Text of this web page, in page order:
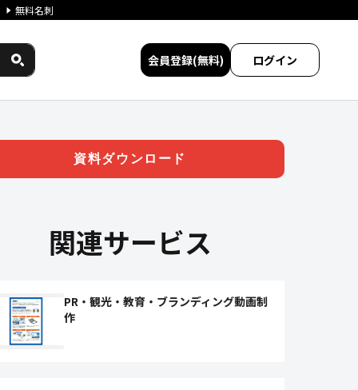
無料名刺
会員登録(無料) ログイン
資料ダウンロード
関連サービス
PR・観光・教育・ブランディング動画制
作